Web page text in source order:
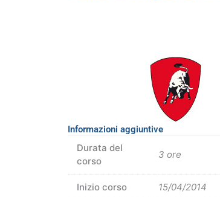
Informazioni aggiuntive
Durata del
corso
3 ore
Inizio corso 15/04/2014